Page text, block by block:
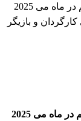
"وقت انتقام" فیلمی که در فستیوال پرشین فیلم در ماه می 2025
و بازیگر
"وقت انتقام" فیلمی که در فستیوال پرشین فیلم در ماه می 2025